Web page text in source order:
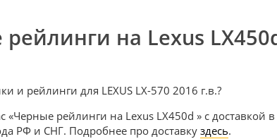
на Lexus
и рейлинги для LEXUS LX-570 2016 г.в.?
«Черные рейлинги на Lexus LX450d » с доставкой
РФ и СНГ. Подробнее про доставку здесь.